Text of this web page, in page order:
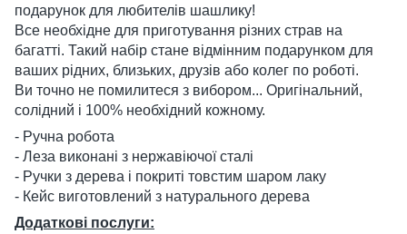
подарунок для любителів шашлику!
Все необхідне для приготування різних страв на
багатті. Такий набір стане відмінним подарунком для
ваших рідних, близьких, друзів або колег по роботі.
Ви точно не помилитеся з вибором... Оригінальний,
солідний і 100% необхідний кожному.
- Ручна робота
- Леза виконані з нержавіючої сталі
- Ручки з дерева і покриті товстим шаром лаку
- Кейс виготовлений з натурального дерева
Додаткові послуги: